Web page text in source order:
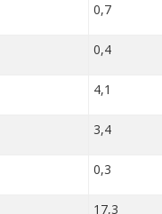
0,7
0,4
4,1
3,4
0,3
17,3